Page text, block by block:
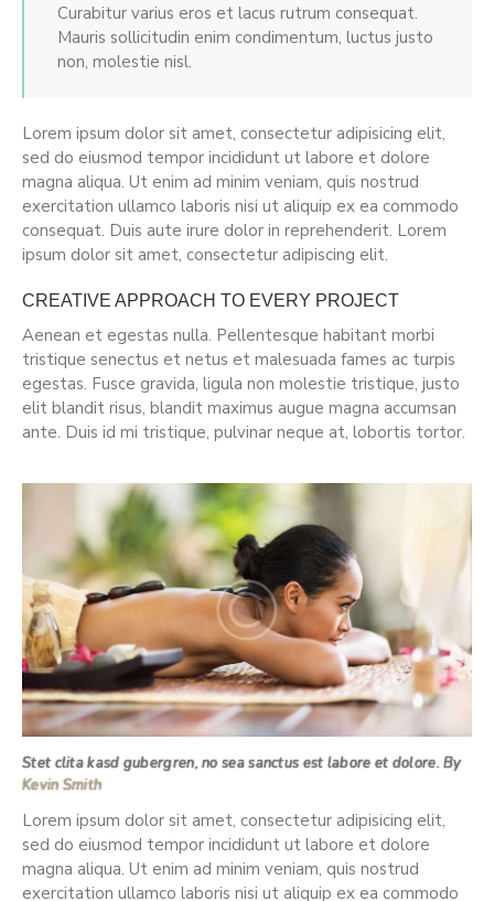
Curabitur varius eros et lacus rutrum consequat.
Mauris sollicitudin enim condimentum, luctus justo
non, molestie nisl.
Lorem ipsum dolor sit amet, consectetur adipisicing elit,
sed do eiusmod tempor incididunt ut labore et dolore
magna aliqua. Ut enim ad minim veniam, quis nostrud
exercitation ullamco laboris nisi ut aliquip ex ea commodo
consequat. Duis aute irure dolor in reprehenderit. Lorem
ipsum dolor sit amet, consectetur adipiscing elit.
CREATIVE APPROACH TO EVERY PROJECT
Aenean et egestas nulla. Pellentesque habitant morbi
tristique senectus et netus et malesuada fames ac turpis
egestas. Fusce gravida, ligula non molestie tristique, justo
elit blandit risus, blandit maximus augue magna accumsan
ante. Duis id mi tristique, pulvinar neque at, lobortis tortor.
Stet clita kasd gubergren, no sea sanctus est labore et dolore. By
Kevin Smith
Lorem ipsum dolor sit amet, consectetur adipisicing elit,
sed do eiusmod tempor incididunt ut labore et dolore
magna aliqua. Ut enim ad minim veniam, quis nostrud
exercitation ullamco laboris nisi ut aliquip ex ea commodo